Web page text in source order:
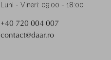
Luni - Vineri: 09:00 - 18:00
+40 720 004 007
contact@daar.ro